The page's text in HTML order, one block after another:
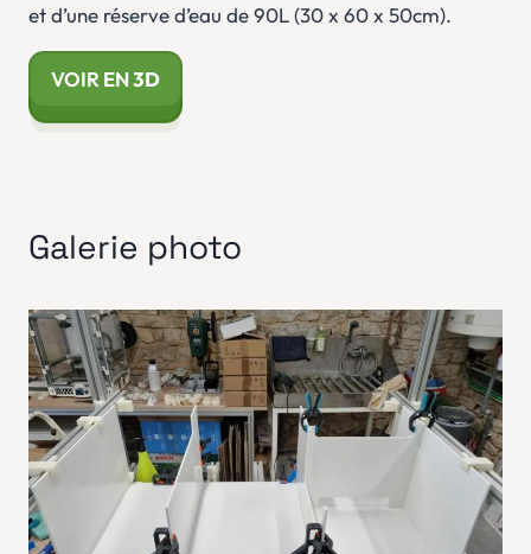
et d’une réserve d’eau de 90L (30 x 60 x 50cm).
VOIR EN3D
Galerie photo